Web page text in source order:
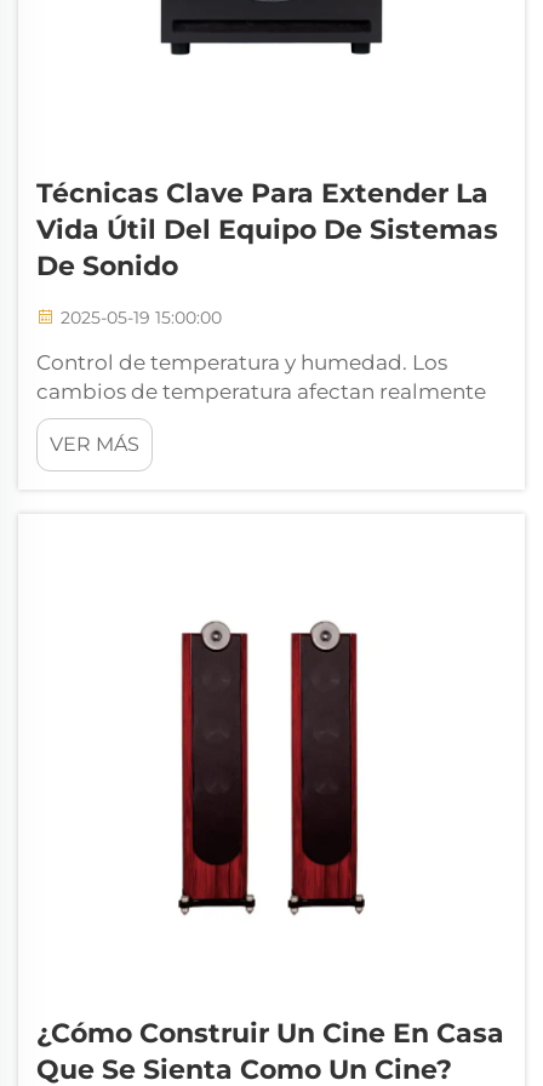
Técnicas Clave Para Extender La
Vida Útil Del Equipo De Sistemas
De Sonido
2025-05-19 15:00:00
Control de temperatura y humedad. Los
cambios de temperatura afectan realmente
el funcionamiento de los sistemas de sonido
porque interfieren con la electrónica en su
interior. Cuando las temperaturas suben o
VER MÁS
¿Cómo Construir Un Cine En Casa
Que Se Sienta Como Un Cine?